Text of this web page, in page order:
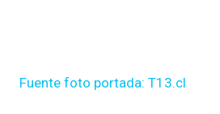
Fuente foto portada: T13.cl